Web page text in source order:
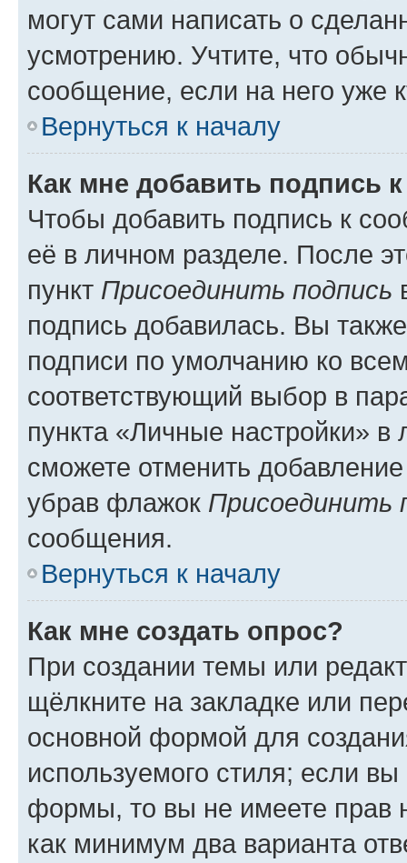
могут сами написать о
усмотрению. Учтите, что
сообщение, если на него уже
Вернуться к началу
Как мне добавить подпись
Чтобы добавить подпись к
её в личном разделе. После
пункт Присоединить подпись
подпись добавилась. Вы
подписи по умолчанию ко
соответствующий выбор в
пункта «Личные настройки»
сможете отменить
убрав флажок Присоединить
сообщения.
Вернуться к началу
Как мне создать опрос?
При создании темы или
щёлкните на закладке или
основной формой для
используемого стиля; если
формы, то вы не имеете прав
как минимум два варианта